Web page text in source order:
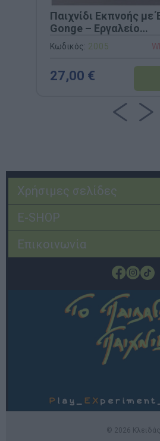
Παιχνίδι Εκπνοής με
Gonge – Εργαλείο
Λογοθεραπείας &
Αναπνευστικού
Κωδικός: 2005
27,00 €
Χρήσιμες σελίδες
E-SHOP
Επικοινωνία
© 2026 Κλειδάς